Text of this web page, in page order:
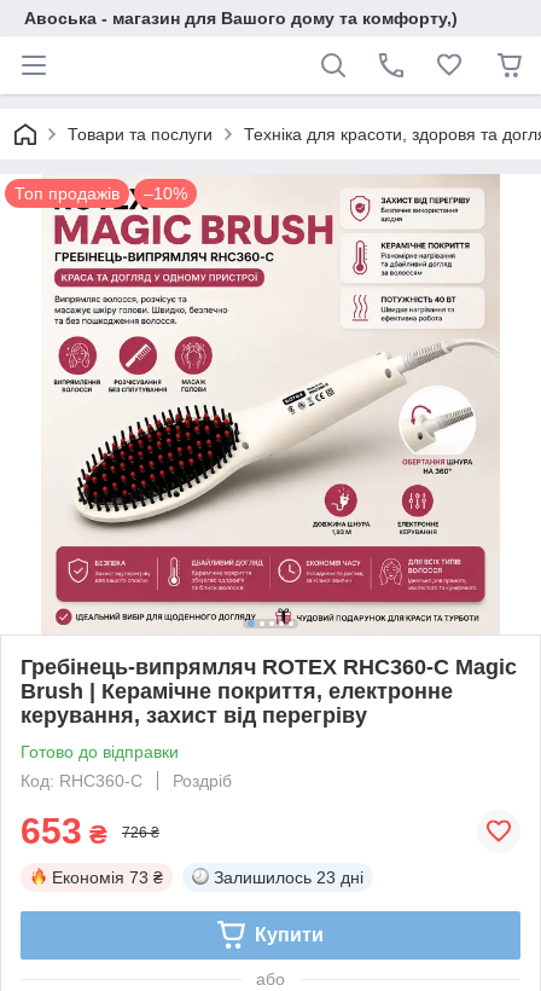
Авоська - магазин для Вашого дому та комфорту,)
Товари та послуги Техніка для красоти, здоровя та
Топ продажів –10%
Гребінець-випрямляч ROTEX RHC360-C Magic
Brush | Керамічне покриття, електронне
керування, захист від перегріву
Готово до відправки
Код: RHC360-C
Роздріб
653 ₴ 726 ₴
Економія 73 ₴ Залишилось 23 дні
Купити
або